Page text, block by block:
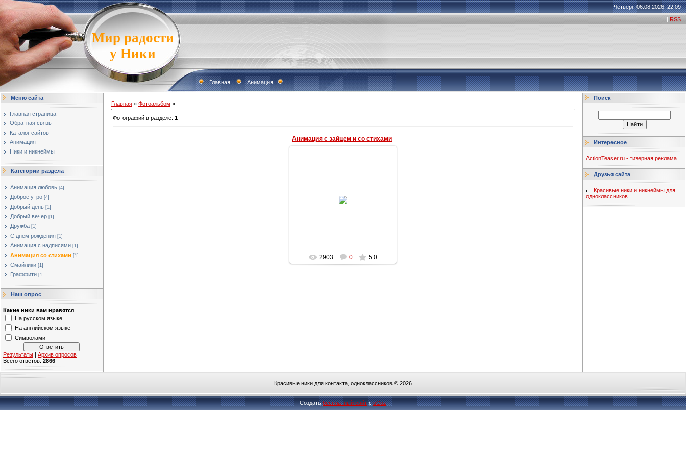
Мир радости
у Ники
Четверг, 06.08.2026, 22:09
| RSS
Главная Анимация
Меню сайта
Главная страница
Обратная связь
Каталог сайтов
Анимация
Ники и никнеймы
Категории раздела
Анимация любовь [4]
Доброе утро [4]
Добрый день [1]
Добрый вечер [1]
Дружба [1]
С днем рождения [1]
Анимация с надписями [1]
Анимация со стихами [1]
Смайлики [1]
Граффити [1]
Наш опрос
Какие ники вам нравятся
На русском языке
На английском языке
Символами
Результаты | Архив опросов
Всего ответов: 2866
Главная » Фотоальбом »
Фотографий в разделе: 1
Анимация с зайцем и со стихами
Анимация со стихом: ты где-то
здесь со мной
2903 0 5.0
Поиск
Интересное
ActionTeaser.ru - тизерная реклама
Друзья сайта
Красивые ники и никнеймы для
одноклассников
Красивые ники для контакта, одноклассников © 2026
Создатьбесплатный сайтсuCoz